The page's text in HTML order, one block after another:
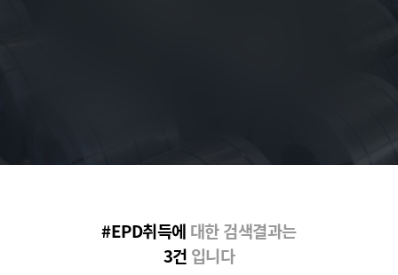
#EPD취득에 대한 검색결과는
3건 입니다